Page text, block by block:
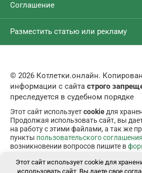
Соглашение
Разместить статью или рекламу
© 2026 Котлетки.онлайн.
информации с сайта строго
преследуется в судебном порядке
Этот сайт используетcookie для
Продолжая использовать сайт, вы
на работу с этими файлами, а так же
пункты пользовательского соглашения
возникновении вопросов пишите в
Этот сайт использует cookie для
использовать сайт, Вы даете свое